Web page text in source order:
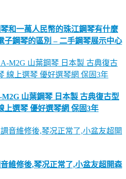
和一萬人民幣的珠江鋼琴有什麼
子鋼琴的區別 – 二手鋼琴展示中心
山葉鋼琴 日本製 古典復古型
上選琴 優好選琴網 保固3年
維修後,琴况正常了,小盆友超開森